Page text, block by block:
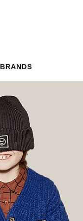
BRANDS